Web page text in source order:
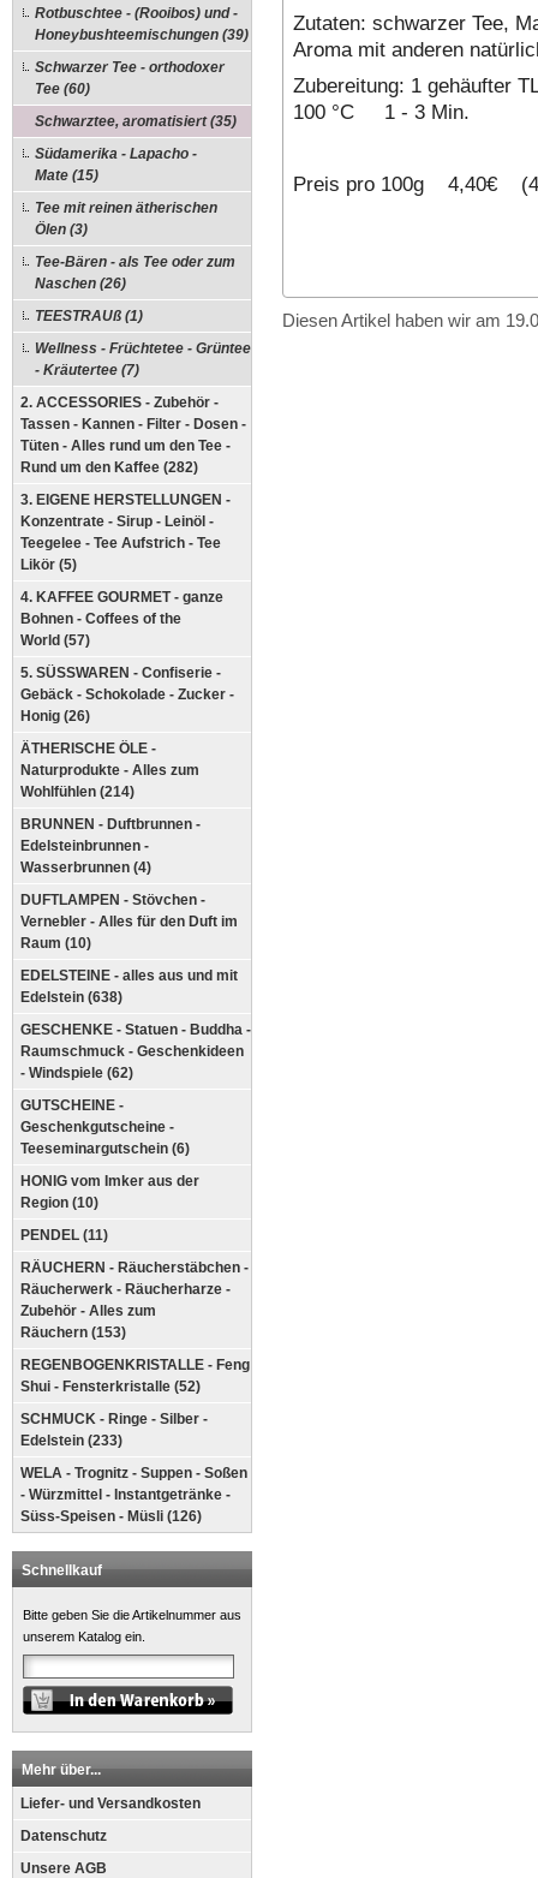
Rotbuschtee - (Rooibos) und -
Honeybushteemischungen (39)
Schwarzer Tee - orthodoxer
Tee (60)
Schwarztee, aromatisiert (35)
Südamerika - Lapacho -
Mate (15)
Tee mit reinen ätherischen
Ölen (3)
Tee-Bären - als Tee oder zum
Naschen (26)
TEESTRAUß (1)
Wellness - Früchtetee - Grüntee
- Kräutertee (7)
2. ACCESSORIES - Zubehör -
Tassen - Kannen - Filter - Dosen -
Tüten - Alles rund um den Tee -
Rund um den Kaffee (282)
3. EIGENE HERSTELLUNGEN -
Konzentrate - Sirup - Leinöl -
Teegelee - Tee Aufstrich - Tee
Likör (5)
4. KAFFEE GOURMET - ganze
Bohnen - Coffees of the
World (57)
5. SÜSSWAREN - Confiserie -
Gebäck - Schokolade - Zucker -
Honig (26)
ÄTHERISCHE ÖLE -
Naturprodukte - Alles zum
Wohlfühlen (214)
BRUNNEN - Duftbrunnen -
Edelsteinbrunnen -
Wasserbrunnen (4)
DUFTLAMPEN - Stövchen -
Vernebler - Alles für den Duft im
Raum (10)
EDELSTEINE - alles aus und mit
Edelstein (638)
GESCHENKE - Statuen - Buddha -
Raumschmuck - Geschenkideen
- Windspiele (62)
GUTSCHEINE -
Geschenkgutscheine -
Teeseminargutschein (6)
HONIG vom Imker aus der
Region (10)
PENDEL (11)
RÄUCHERN - Räucherstäbchen -
Räucherwerk - Räucherharze -
Zubehör - Alles zum
Räuchern (153)
REGENBOGENKRISTALLE - Feng
Shui - Fensterkristalle (52)
SCHMUCK - Ringe - Silber -
Edelstein (233)
WELA - Trognitz - Suppen - Soßen
- Würzmittel - Instantgetränke -
Süss-Speisen - Müsli (126)
Schnellkauf
Bitte geben Sie die Artikelnummer aus
unserem Katalog ein.
Mehr über...
Liefer- und Versandkosten
Datenschutz
Unsere AGB
Zutaten: schwarzer Tee,
Aroma mit anderen
Zubereitung: 1
100 °C 1 - 3 Min.
Preis pro 100g 4,40€
Diesen Artikel haben wir am